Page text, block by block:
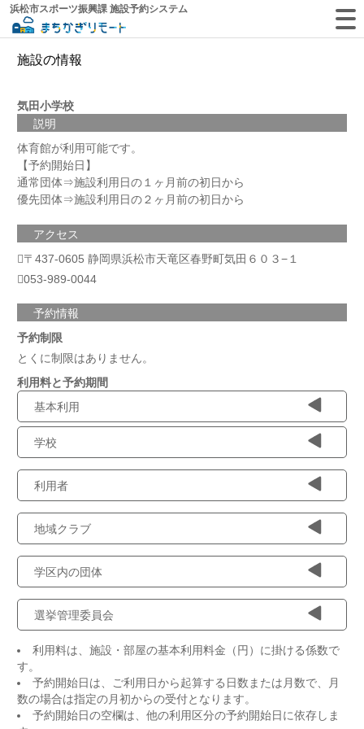
浜松市スポーツ振興課 施設予約システム
施設の情報
気田小学校
説明
体育館が利用可能です。
【予約開始日】
通常団体⇒施設利用日の１ヶ月前の初日から
優先団体⇒施設利用日の２ヶ月前の初日から
アクセス
〒437-0605 静岡県浜松市天竜区春野町気田６０３−１
053-989-0044
予約情報
予約制限
とくに制限はありません。
利用料と予約期間
基本利用
学校
利用者
地域クラブ
学区内の団体
選挙管理委員会
利用料は、施設・部屋の基本利用料金（円）に掛ける係数で
す。
予約開始日は、ご利用日から起算する日数または月数で、月
数の場合は指定の月初からの受付となります。
予約開始日の空欄は、他の利用区分の予約開始日に依存しま